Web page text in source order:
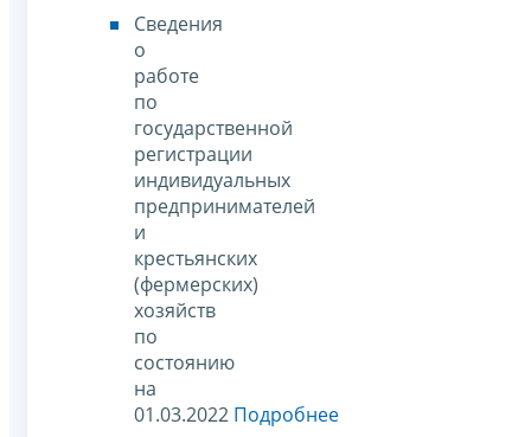
Сведения
о
работе
по
государственной
регистрации
индивидуальных
предпринимателей
и
крестьянских
(фермерских)
хозяйств
по
состоянию
на
01.03.2022 Подробнее